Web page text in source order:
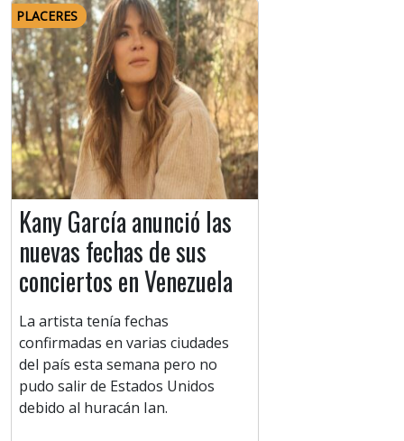
PLACERES
Kany García anunció las
nuevas fechas de sus
conciertos en Venezuela
La artista tenía fechas
confirmadas en varias ciudades
del país esta semana pero no
pudo salir de Estados Unidos
debido al huracán Ian.